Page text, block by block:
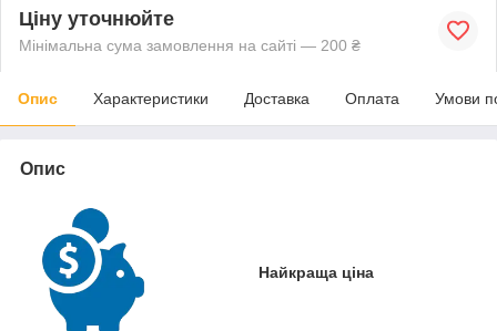
Ціну уточнюйте
Мінімальна сума замовлення на сайті — 200 ₴
Опис Характеристики Доставка Оплата Умови
Опис
Найкраща ціна